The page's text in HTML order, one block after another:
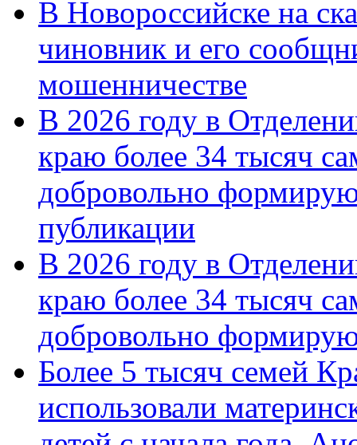
В Новороссийске на
чиновник и его
мошенничестве
В 2026 году в
краю более 34 тысяч
добровольно
публикации
В 2026 году в
краю более 34 тысяч
добровольно
Более 5 тысяч семей
использовали